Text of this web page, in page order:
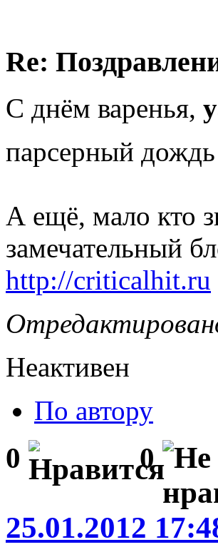
Re:
С днём варенья,
парсерный
А ещё, мало кто
замечательный
http://criticalhit.ru
Неактивен
По автору
0 0
25.01.2012